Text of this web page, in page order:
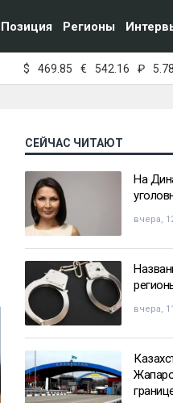
Позиция Регионы
$ 469.85 € 542.16 ₽ 5.78
СЕЙЧАС ЧИТАЮТ
На
вчера,
вчера,